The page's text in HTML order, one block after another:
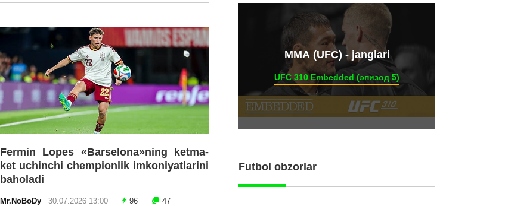
Fermin Lopes «Barselona»ning ketma-
ket uchinchi chempionlik imkoniyatlarini
baholadi
Mr.NoBoDy 30.07.2026 13:00 96 47
ММА (UFC) - janglari
UFC 310 Embedded (эпизод 5)
Futbol obzorlar